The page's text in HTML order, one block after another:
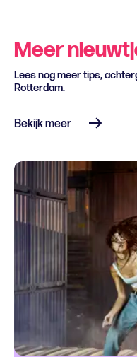
Meer
Lees nog meer tips,
Rotterdam.
Bekijk meer